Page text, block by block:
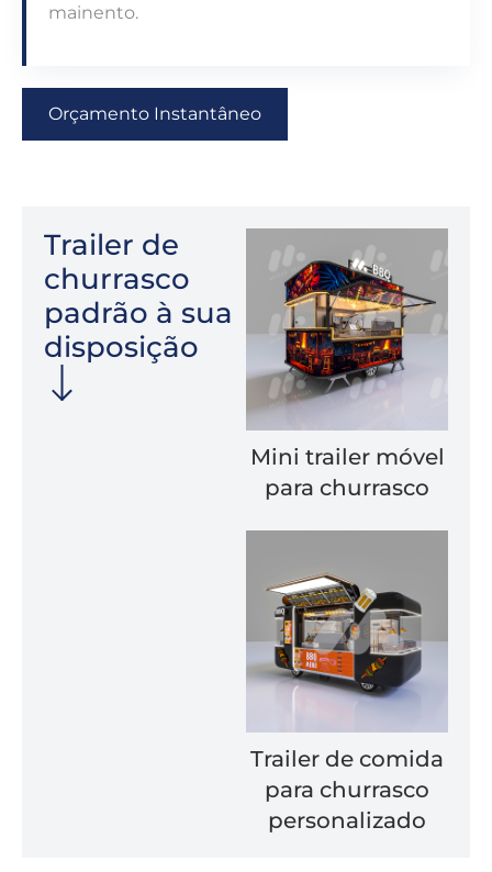
mainento.
Orçamento Instantâneo
Trailer de
churrasco
padrão à sua
disposição
Mini trailer móvel
para churrasco
Trailer de comida
para churrasco
personalizado